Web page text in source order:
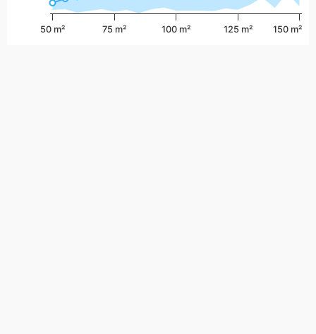
50 m² 75 m² 100 m² 125 m² 150 m²